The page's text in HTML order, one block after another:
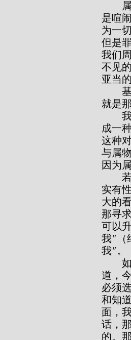
是喧
为一
但是
我们
不见
亚当
就是
成一
这种
与属
因为
实有
大的
那寻
可以
我”（
我”。
道，
必须
和知
面，
话，
的。